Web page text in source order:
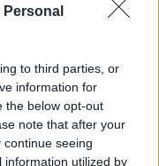
to third parties, or
information for
the below opt-out
note that after your
seeing
information utilized by